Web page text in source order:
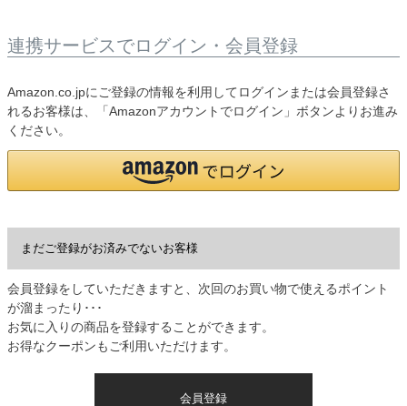
連携サービスでログイン・会員登録
Amazon.co.jpにご登録の情報を利用してログインまたは会員登録さ
れるお客様は、「Amazonアカウントでログイン」ボタンよりお進み
ください。
まだご登録がお済みでないお客様
会員登録をしていただきますと、次回のお買い物で使えるポイント
が溜まったり･･･
お気に入りの商品を登録することができます。
お得なクーポンもご利用いただけます。
会員登録